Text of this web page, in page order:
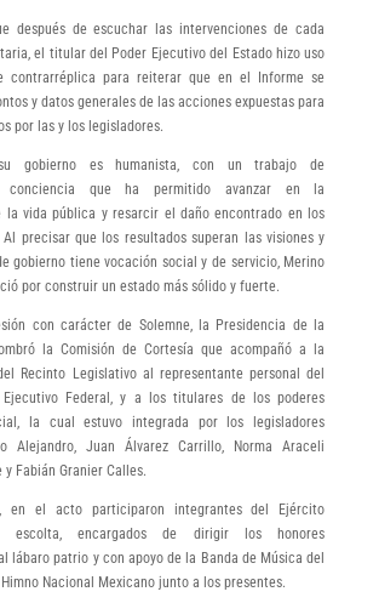
después de escuchar las intervenciones de cada
el titular del Poder Ejecutivo del Estado hizo uso
contrarréplica para reiterar que en el Informe se
y datos generales de las acciones expuestas para
por las y los legisladores.
gobierno es humanista, con un trabajo de
conciencia que ha permitido avanzar en la
la vida pública y resarcir el daño encontrado en los
Al precisar que los resultados superan las visiones y
gobierno tiene vocación social y de servicio, Merino
por construir un estado más sólido y fuerte.
con carácter de Solemne, la Presidencia de la
la Comisión de Cortesía que acompañó a la
Recinto Legislativo al representante personal del
Federal, y a los titulares de los poderes
la cual estuvo integrada por los legisladores
Alejandro, Juan Álvarez Carrillo, Norma Araceli
y Fabián Granier Calles.
en el acto participaron integrantes del Ejército
escolta, encargados de dirigir los honores
lábaro patrio y con apoyo de la Banda de Música del
Nacional Mexicano junto a los presentes.